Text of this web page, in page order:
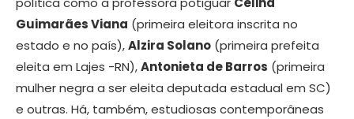
Guimarães Viana (primeira eleitora inscrita no
estado e no país),Alzira Solano (primeira prefeita
eleita em Lajes -RN),Antonieta de Barros (primeira
mulher negra a ser eleita deputada estadual em SC)
e outras. Há, também, estudiosas contemporâneas